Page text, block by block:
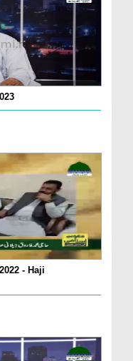
- Haji